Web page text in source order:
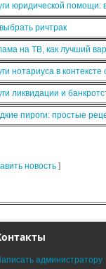
юридической
ричтрак
на ТВ, как лучший
нотариуса в
ликвидации и
пироги: простые
новость ]
администратору